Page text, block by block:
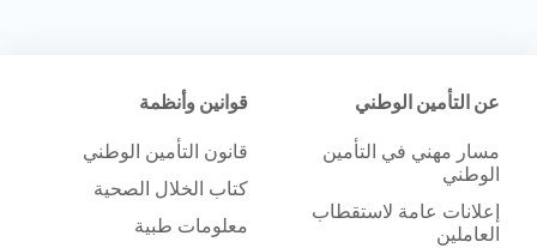
عن التأمين الوطني
مسار مهني في التأمين
الوطني
إعلانات عامة لاستقطاب
العاملين
قوانين وأنظمة
قانون التأمين الوطني
كتاب الخلال الصحية
معلومات طبية